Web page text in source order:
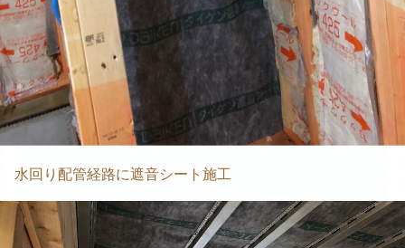
水回り配管経路に遮音シート施工